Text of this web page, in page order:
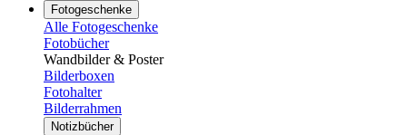
Fotogeschenke
Alle Fotogeschenke
Fotobücher
Wandbilder & Poster
Bilderboxen
Fotohalter
Bilderrahmen
Notizbücher